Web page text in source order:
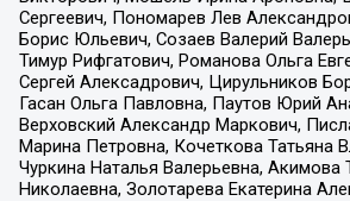
Сергеевич, Пономарев Лев
Борис Юльевич, Созаев Валерий
Тимур Рифгатович, Романова Ольга
Сергей Алексадрович, Цирульников
Гасан Ольга Павловна, Паутов Юрий
Верховский Александр Маркович,
Марина Петровна, Кочеткова Татьяна
Чуркина Наталья Валерьевна, Акимова
Николаевна, Золотарева Екатерина